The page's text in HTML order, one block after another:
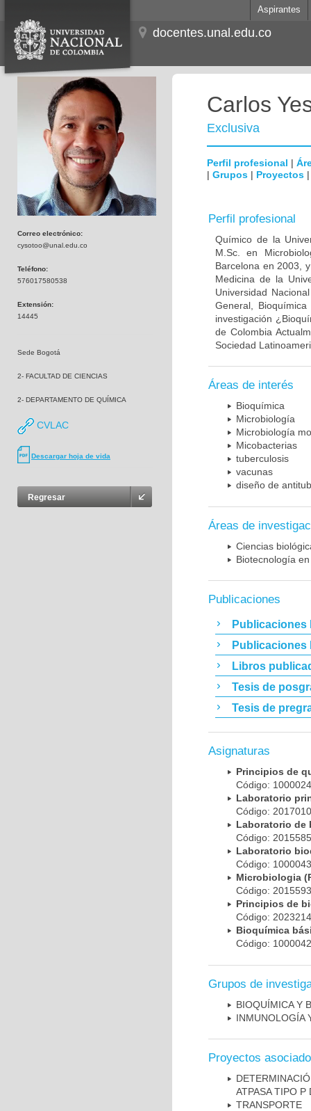
Aspirantes
docentes.unal.edu.co
Correo electrónico:
cysotoo@unal.edu.co
Teléfono:
576017580538
Extensión:
14445
Sede Bogotá
2- FACULTAD DE CIENCIAS
2- DEPARTAMENTO DE QUÍMICA
CVLAC
Descargar hoja de vida
Regresar
Carlos
Exclusiva
Perfil profesional |
| Grupos | Proyectos
Perfil profesional
Químico de la
M.Sc. en
Barcelona en 2003,
Medicina de la
Universidad
General,
investigación
de Colombia
Sociedad
Áreas de interés
Bioquímica
Microbiología
Microbiología
Micobacterias
tuberculosis
vacunas
diseño de
Áreas de
Ciencias
Biotecnología
Publicaciones
Publicaciones
Publicaciones
Libros
Tesis de
Tesis de
Asignaturas
Principios de
Código:
Laboratorio
Código:
Laboratorio de
Código:
Laboratorio
Código:
Microbiologia
Código:
Principios de
Código:
Bioquímica
Código:
Grupos de
BIOQUÍMICA Y
INMUNOLOGÍA
Proyectos
ATPASA TIPO